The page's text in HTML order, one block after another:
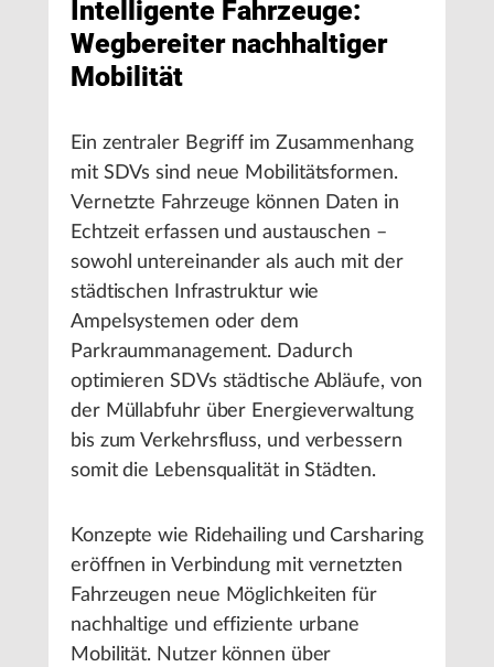
Intelligente Fahrzeuge:
Wegbereiter nachhaltiger
Mobilität
Ein zentraler Begriff im Zusammenhang
mit SDVs sind neue Mobilitätsformen.
Vernetzte Fahrzeuge können Daten in
Echtzeit erfassen und austauschen –
sowohl untereinander als auch mit der
städtischen Infrastruktur wie
Ampelsystemen oder dem
Parkraummanagement. Dadurch
optimieren SDVs städtische Abläufe, von
der Müllabfuhr über Energieverwaltung
bis zum Verkehrsfluss, und verbessern
somit die Lebensqualität in Städten.
Konzepte wie Ridehailing und Carsharing
eröffnen in Verbindung mit vernetzten
Fahrzeugen neue Möglichkeiten für
nachhaltige und effiziente urbane
Mobilität. Nutzer können über